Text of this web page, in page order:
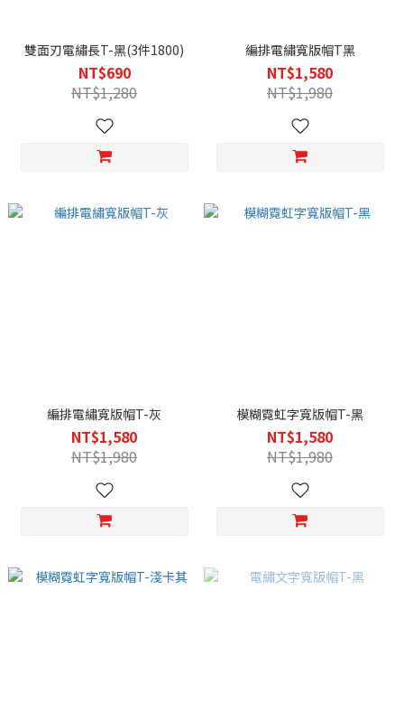
雙面刃電繡長T-黑(3件1800)
NT$690
NT$1,280
編排電繡寬版帽T黑
NT$1,580
NT$1,980
編排電繡寬版帽T-灰
NT$1,580
NT$1,980
模糊霓虹字寬版帽T-黑
NT$1,580
NT$1,980